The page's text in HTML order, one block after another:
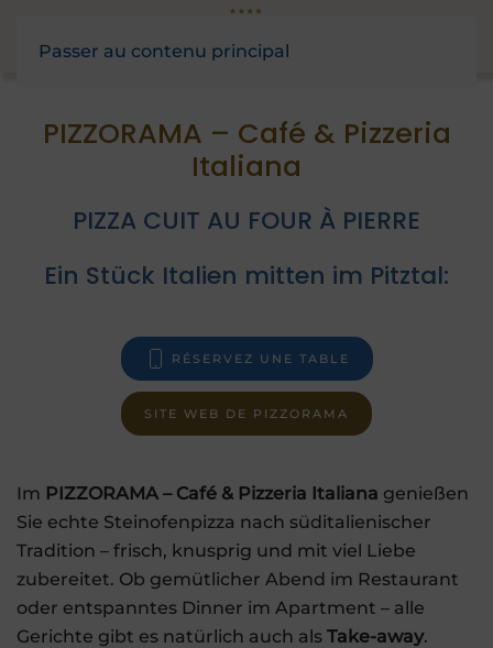
Passer au contenu principal
PIZZORAMA – Café & Pizzeria
Italiana
PIZZA CUIT AU FOUR À PIERRE
Ein Stück Italien mitten im Pitztal:
RÉSERVEZ UNE TABLE
SITE WEB DE PIZZORAMA
Im PIZZORAMA – Café & Pizzeria Italiana genießen
Sie echte Steinofenpizza nach süditalienischer
Tradition – frisch, knusprig und mit viel Liebe
zubereitet. Ob gemütlicher Abend im Restaurant
oder entspanntes Dinner im Apartment – alle
Gerichte gibt es natürlich auch als Take-away.